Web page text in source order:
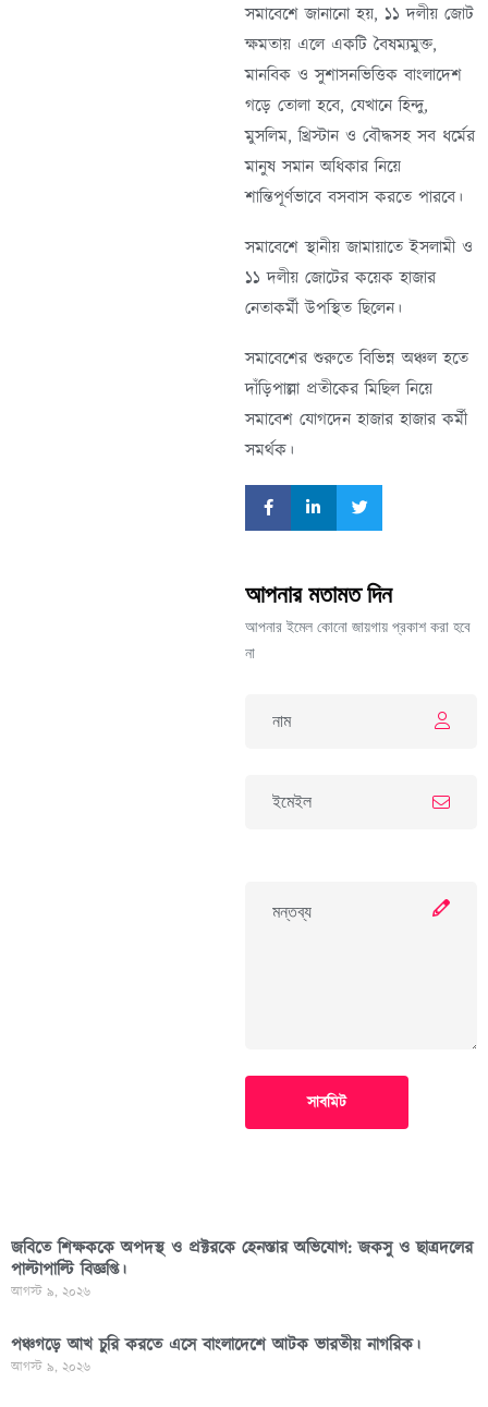
সমাবেশে জানানো হয়, ১১ দলীয় জোট
ক্ষমতায় এলে একটি বৈষম্যমুক্ত,
মানবিক ও সুশাসনভিত্তিক বাংলাদেশ
গড়ে তোলা হবে, যেখানে হিন্দু,
মুসলিম, খ্রিস্টান ও বৌদ্ধসহ সব ধর্মের
মানুষ সমান অধিকার নিয়ে
শান্তিপূর্ণভাবে বসবাস করতে পারবে।
সমাবেশে স্থানীয় জামায়াতে ইসলামী ও
১১ দলীয় জোটের কয়েক হাজার
নেতাকর্মী উপস্থিত ছিলেন।
সমাবেশের শুরুতে বিভিন্ন অঞ্চল হতে
দাঁড়িপাল্লা প্রতীকের মিছিল নিয়ে
সমাবেশ যোগদেন হাজার হাজার কর্মী
সমর্থক।
আপনার মতামত দিন
আপনার ইমেল কোনো জায়গায় প্রকাশ করা হবে
না
সাবমিট
জবিতে শিক্ষককে অপদস্থ ও প্রক্টরকে হেনস্তার অভিযোগ: জকসু ও ছাত্রদলের
পাল্টাপাল্টি বিজ্ঞপ্তি।
আগস্ট ৯, ২০২৬
পঞ্চগড়ে আখ চুরি করতে এসে বাংলাদেশে আটক ভারতীয় নাগরিক।
আগস্ট ৯, ২০২৬